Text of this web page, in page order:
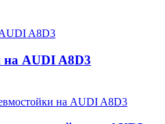
AUDI A8D3